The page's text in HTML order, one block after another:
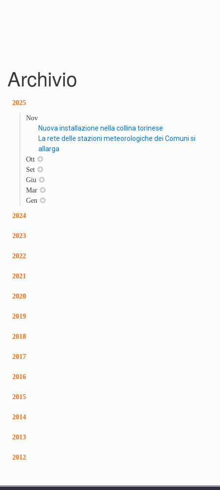
Archivio
2025
Nov
Nuova installazione nella collina torinese
La rete delle stazioni meteorologiche dei Comuni si
allarga
Ott
Set
Giu
Mar
Gen
2024
2023
2022
2021
2020
2019
2018
2017
2016
2015
2014
2013
2012